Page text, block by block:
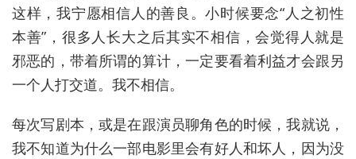
这样，我宁愿相信人的善良。小时候要念“人之初性
本善”，很多人长大之后其实不相信，会觉得人就是
邪恶的，带着所谓的算计，一定要看着利益才会跟另
一个人打交道。我不相信。
每次写剧本，或是在跟演员聊角色的时候，我就说，
我不知道为什么一部电影里会有好人和坏人，因为没